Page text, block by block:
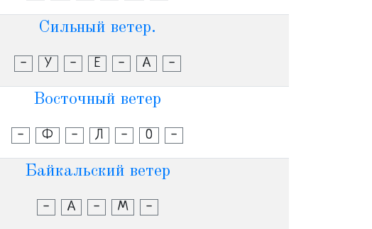
Сильный ветер.
- У - Е - А -
Восточный ветер
- Ф - Л - О -
Байкальский ветер
- А - М -